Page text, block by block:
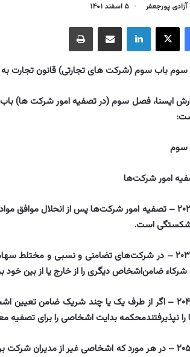
آزادی پورجعفر ۵ اسفند ۱۴۰۱
فیسبوک ایکس لینکداین اشتراک گذاری با ایمیل
باب سوم (شرکت های تجارتی) قانون تجارت
ایسنا، فصل سوم (در تصفیه امور شرکت ها)
امور شرکت‌ها
‌ماده ۲۰۲ – تصفیه امور شرکت‌ها پس از انحلال
است.
‌ماده ۲۰۳ – در شرکت‌های تضامنی و نسبی و
شرکاء ضامن‌اشخاص دیگری را از خارج یا از بین خود
‌ماده ۲۰۴ – اگر از طرف یک یا چند شریک ضامن
را نپذیرفتندمحکمه بدایت اشخاصی را برای تصفیه
‌ماده ۲۰۵ – در هر مورد که اشخاصی غیر از مدیران